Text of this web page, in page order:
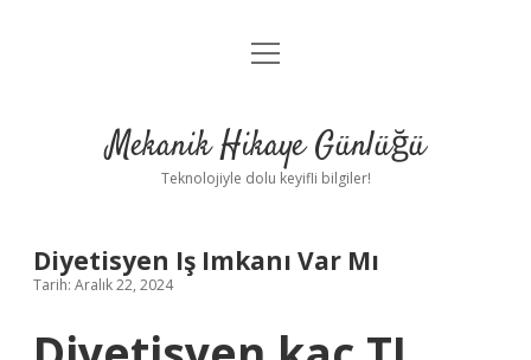
Anasayfa
Yasal Uyarı
menüyü
Mekanik Hikaye Günlüğü
Teknolojiyle dolu keyifli bilgiler!
Diyetisyen Iş Imkanı Var Mı
Tarih: Aralık 22, 2024